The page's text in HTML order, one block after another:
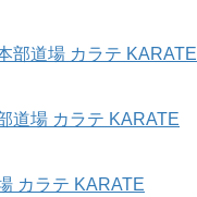
部道場 カラテ KARATE
道場 カラテ KARATE
カラテ KARATE